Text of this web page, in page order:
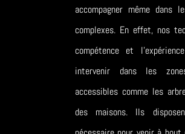
accompagner même dans
complexes. En effet, nos
compétence et
intervenir dans les
accessibles comme les
des maisons. Ils